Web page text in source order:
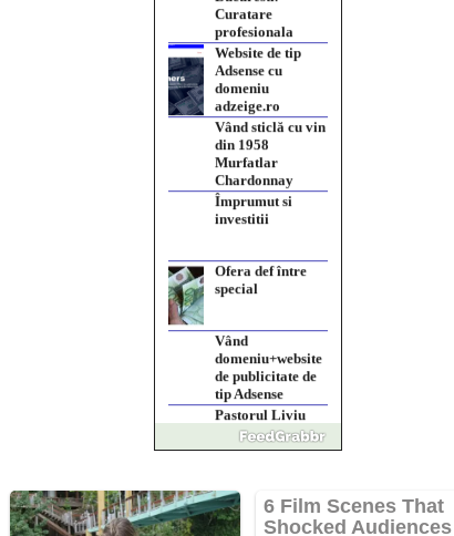
Curatare
profesionala
Website de tip
Adsense cu
domeniu
adzeige.ro
Vând sticlă cu vin
din 1958
Murfatlar
Chardonnay
Împrumut si
investitii
Ofera def între
special
Vând
domeniu+website
de publicitate de
tip Adsense
Pastorul Liviu
Radu a trecut la
Domnul
incendiară la
Gherla, polițist